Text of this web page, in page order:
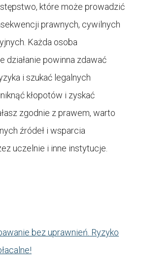
które może prowadzić
prawnych, cywilnych
Każda osoba
działanie powinna zdawać
i szukać legalnych
kłopotów i zyskać
zgodnie z prawem, warto
źródeł i wsparcia
uczelnie i inne instytucje.
bez uprawnień. Ryzyko